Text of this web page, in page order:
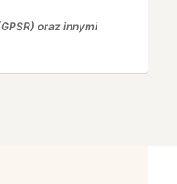
oraz innymi